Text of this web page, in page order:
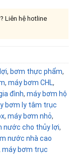
Liên hệ hotline
, bơm thực phẩm,
, máy bơm CHL,
đình, máy bơm hộ
bơm ly tâm trục
, máy bơm nhỏ,
nước cho thủy lợi,
nước nhà cao
máy bơm trục